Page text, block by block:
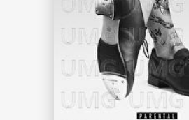
TOUR